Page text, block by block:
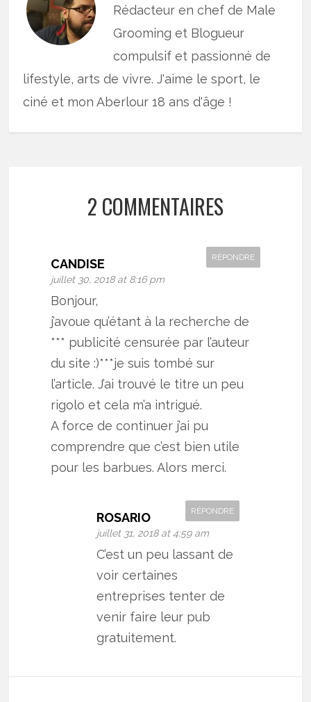
Rédacteur en chef de Male
Grooming et Blogueur
compulsif et passionné de
lifestyle, arts de vivre. J'aime le sport, le
ciné et mon Aberlour 18 ans d'âge !
2 COMMENTAIRES
CANDISE
juillet 30, 2018 at 8:16 pm
RÉPONDRE
Bonjour,
j’avoue qu’étant à la recherche de
*** publicité censurée par l’auteur
du site :)***je suis tombé sur
l’article. J’ai trouvé le titre un peu
rigolo et cela m’a intrigué.
A force de continuer j’ai pu
comprendre que c’est bien utile
pour les barbues. Alors merci.
ROSARIO
juillet 31, 2018 at 4:59 am
RÉPONDRE
C’est un peu lassant de
voir certaines
entreprises tenter de
venir faire leur pub
gratuitement.